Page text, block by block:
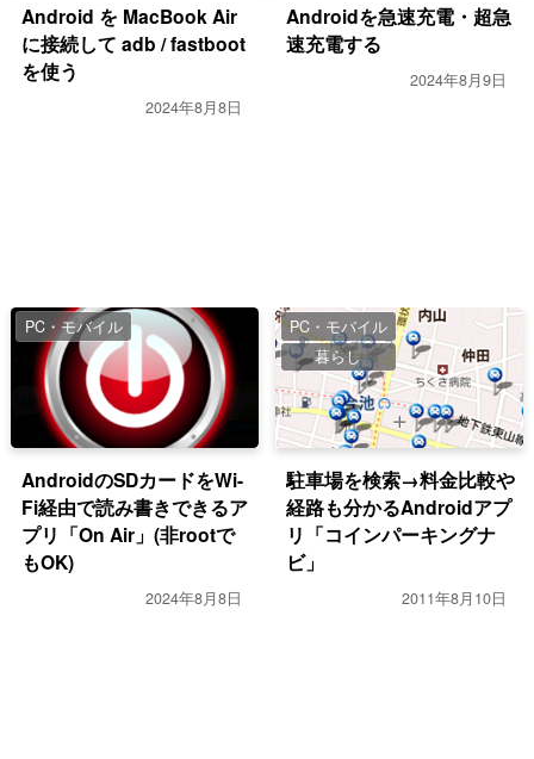
Android を MacBook Air
に接続して adb / fastboot
を使う
2024年8月8日
Androidを急速充電・超急
速充電する
2024年8月9日
PC・モバイル
AndroidのSDカードをWi-
Fi経由で読み書きできるア
プリ「On Air」(非rootで
もOK)
2024年8月8日
PC・モバイル
暮らし
駐車場を検索→料金比較や
経路も分かるAndroidアプ
リ「コインパーキングナ
ビ」
2011年8月10日